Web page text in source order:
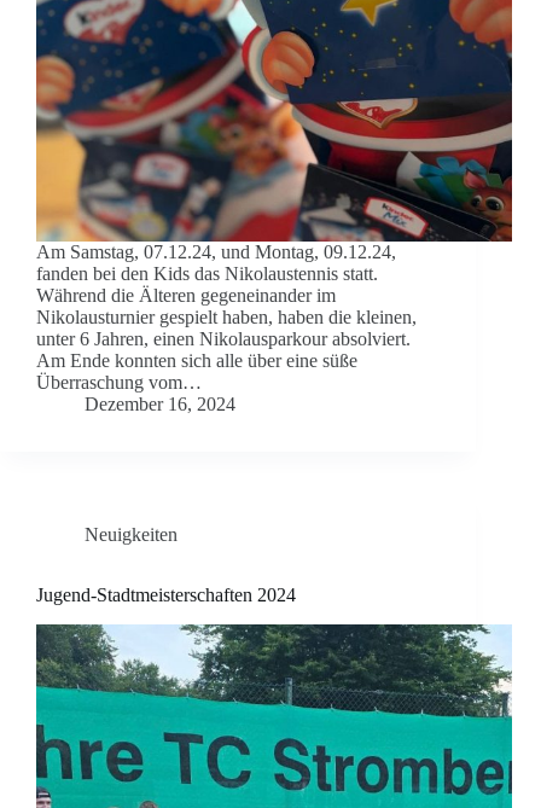
Am Samstag, 07.12.24, und Montag, 09.12.24,
fanden bei den Kids das Nikolaustennis statt.
Während die Älteren gegeneinander im
Nikolausturnier gespielt haben, haben die kleinen,
unter 6 Jahren, einen Nikolausparkour absolviert.
Am Ende konnten sich alle über eine süße
Überraschung vom…
Dezember 16, 2024
Neuigkeiten
Jugend-Stadtmeisterschaften 2024